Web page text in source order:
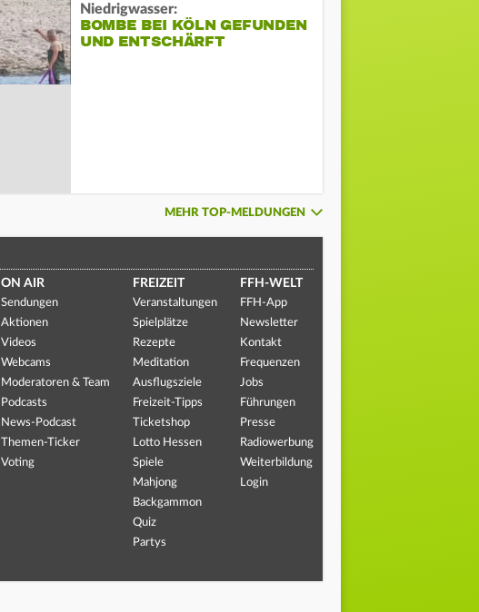
Niedrigwasser:
BOMBE BEI KÖLN GEFUNDEN
UND ENTSCHÄRFT
MEHR TOP-MELDUNGEN
ON AIR
Sendungen
Aktionen
Videos
Webcams
Moderatoren & Team
Podcasts
News-Podcast
Themen-Ticker
Voting
FREIZEIT
Veranstaltungen
Spielplätze
Rezepte
Meditation
Ausflugsziele
Freizeit-Tipps
Ticketshop
Lotto Hessen
Spiele
Mahjong
Backgammon
Quiz
Partys
FFH-WELT
FFH-App
Newsletter
Kontakt
Frequenzen
Jobs
Führungen
Presse
Radiowerbung
Weiterbildung
Login